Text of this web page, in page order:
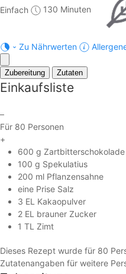
Einfach 130 Minuten
Zu Nährwerten
Zubereitung Zutaten
Einkaufsliste
–
Für 80 Personen
+
600 g Zartbitterschokolade
100 g Spekulatius
200 ml Pflanzensahne
eine Prise Salz
3 EL Kakaopulver
2 EL brauner Zucker
1 TL Zimt
Dieses Rezept wurde für 80
Zutatenangaben für weitere